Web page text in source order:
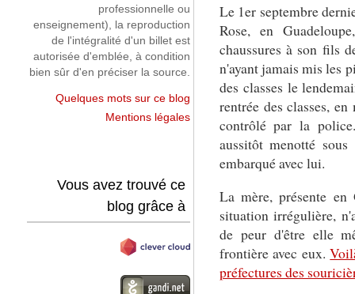
Le 1er septembre
Rose, en
chaussures à son fils
n'ayant jamais mis les
des classes le
rentrée des classes,
contrôlé par la
aussitôt menotté
embarqué avec lui.
La mère, présente en
situation irrégulière,
de peur d'être elle
frontière avec eux.
préfectures des
professionnelle ou
enseignement), la reproduction
de l'intégralité d'un billet est
autorisée d'emblée, à condition
bien sûr d'en préciser la source.
Quelques mots sur ce blog
Mentions légales
Vous avez trouvé ce
blog grâce à